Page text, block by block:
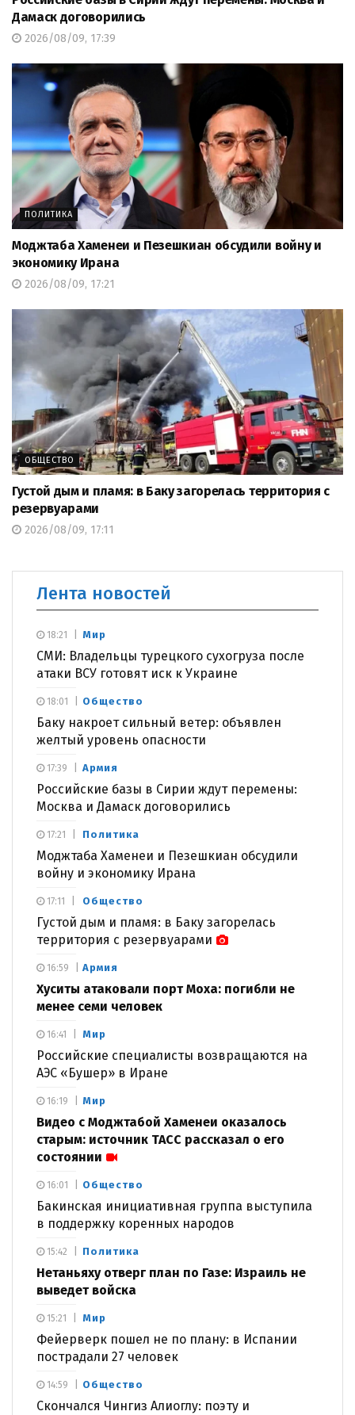
Дамаск договорились
2026/08/09, 17:39
ПОЛИТИКА
Моджтаба Хаменеи и Пезешкиан обсудили войну и
экономику Ирана
2026/08/09, 17:21
ОБЩЕСТВО
Густой дым и пламя: в Баку загорелась территория с
резервуарами
2026/08/09, 17:11
Лента новостей
Мир
СМИ: Владельцы турецкого сухогруза после
атаки ВСУ готовят иск к Украине
18:21
Общество
Баку накроет сильный ветер: объявлен
желтый уровень опасности
18:01
Армия
Российские базы в Сирии ждут перемены:
Москва и Дамаск договорились
17:39
Политика
Моджтаба Хаменеи и Пезешкиан обсудили
войну и экономику Ирана
17:21
Общество
Густой дым и пламя: в Баку загорелась
территория с резервуарами
17:11
Армия
Хуситы атаковали порт Моха: погибли не
менее семи человек
16:59
Мир
Российские специалисты возвращаются на
АЭС «Бушер» в Иране
16:41
Мир
Видео с Моджтабой Хаменеи оказалось
старым: источник ТАСС рассказал о его
состоянии
16:19
Общество
Бакинская инициативная группа выступила
в поддержку коренных народов
16:01
Политика
Нетаньяху отверг план по Газе: Израиль не
выведет войска
15:42
Мир
Фейерверк пошел не по плану: в Испании
пострадали 27 человек
15:21
Общество
Скончался Чингиз Алиоглу: поэту и
14:59